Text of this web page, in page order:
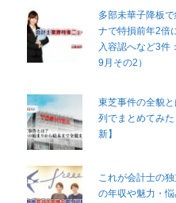
多部未華子降板
ナで特損前年2倍
入容認へなど3件
9月その2）
東芝事件の全貌
列でまとめてみ
新】
これが会計士の
の年収や魅力・悩